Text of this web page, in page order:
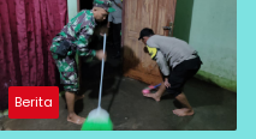
Berita